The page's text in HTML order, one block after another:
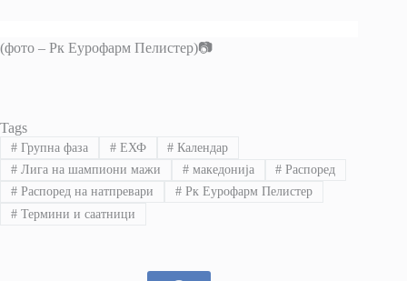
(фото – Рк Еурофарм Пелистер)📷
Tags
#Групна фаза #ЕХФ # Календар
#Лига на шампиони мажи #македонија # Распоред
#Распоред на натпревари #Рк Еурофарм Пелистер
#Термини и саатници